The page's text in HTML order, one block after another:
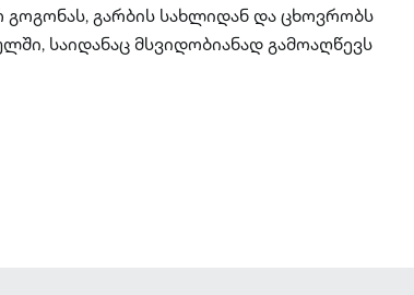
გარბის სახლიდან და ცხოვრობს
საიდანაც მსვიდობიანად გამოაღწევს